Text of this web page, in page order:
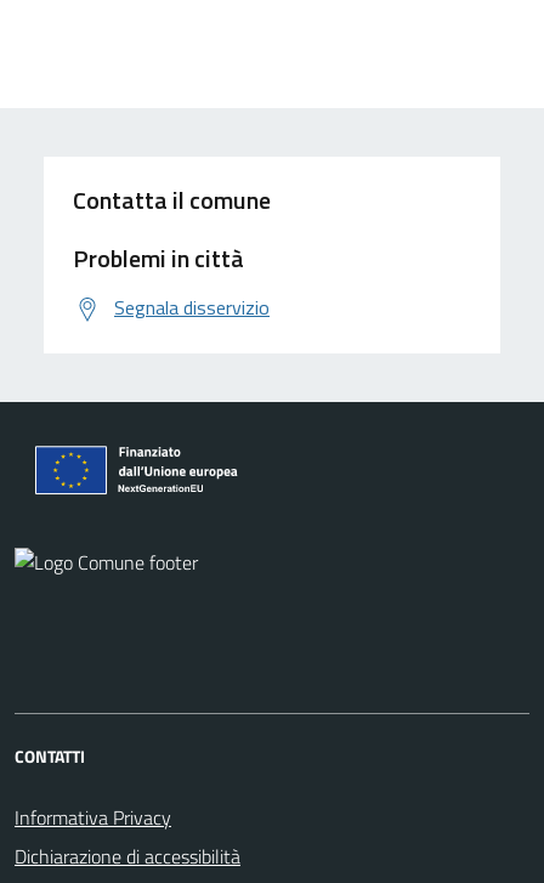
Contatta il comune
Problemi in città
Segnala disservizio
CONTATTI
Informativa Privacy
Dichiarazione di accessibilità